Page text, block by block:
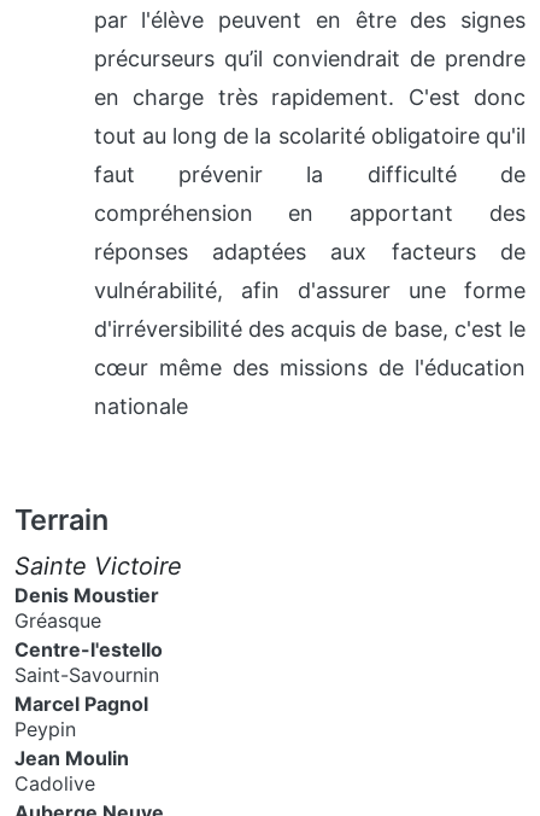
par l'élève peuvent en être des signes
précurseurs qu’il conviendrait de prendre
en charge très rapidement. C'est donc
tout au long de la scolarité obligatoire qu'il
faut prévenir la difficulté de
compréhension en apportant des
réponses adaptées aux facteurs de
vulnérabilité, afin d'assurer une forme
d'irréversibilité des acquis de base, c'est le
cœur même des missions de l'éducation
nationale
Terrain
Sainte Victoire
Denis Moustier
Gréasque
Centre-l'estello
Saint-Savournin
Marcel Pagnol
Peypin
Jean Moulin
Cadolive